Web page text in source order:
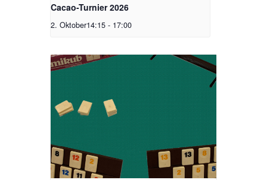
Cacao-Turnier 2026
2. Oktober14:15 - 17:00